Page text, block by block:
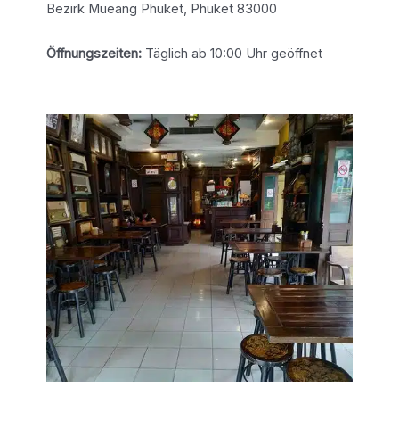
Bezirk Mueang Phuket, Phuket 83000
Öffnungszeiten:Täglich ab 10:00 Uhr geöffnet